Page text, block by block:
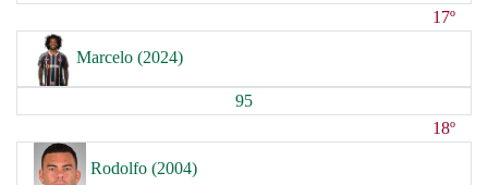
17º
Marcelo (2024)
95
18º
Rodolfo (2004)